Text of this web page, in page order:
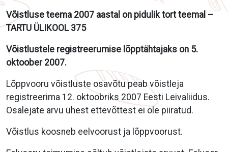
Võistluse teema 2007 aastal on pidulik tort teemal –
TARTU ÜLIKOOL 375
Võistlustele registreerumise lõpptähtajaks on 5.
oktoober 2007.
Lõppvooru võistluste osavõtu peab võistleja
registreerima 12. oktoobriks 2007 Eesti Leivaliidus.
Osalejate arvu ühest ettevõttest ei ole piiratud.
Võistlus koosneb eelvoorust ja lõppvoorust.